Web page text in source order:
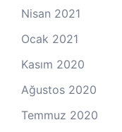
Nisan 2021
Ocak 2021
Kasım 2020
Ağustos 2020
Temmuz 2020